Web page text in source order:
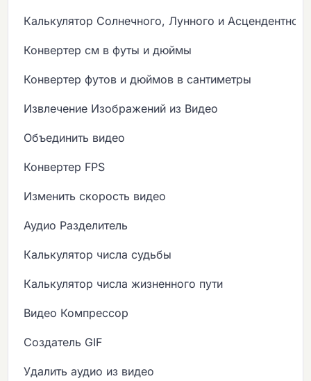
Калькулятор Солнечного, Лунного и
Конвертер см в футы и дюймы
Конвертер футов и дюймов в сантиметры
Извлечение Изображений из Видео
Объединить видео
Конвертер FPS
Изменить скорость видео
Аудио Разделитель
Калькулятор числа судьбы
Калькулятор числа жизненного пути
Видео Компрессор
Создатель GIF
Удалить аудио из видео